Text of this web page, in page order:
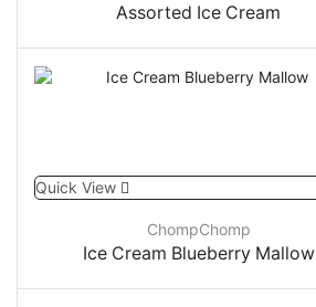
Assorted Ice Cream
Quick View
ChompChomp
Ice Cream Blueberry Mallow